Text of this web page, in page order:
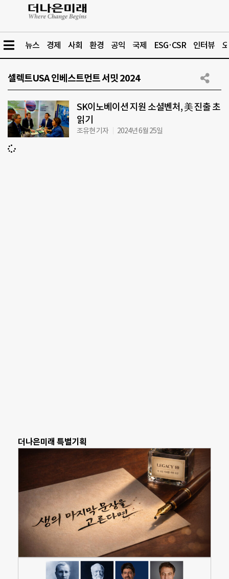
뉴스 경제 사회 환경 공익 국제 ESG·CSR 인터뷰
셀렉트USA 인베스트먼트 서밋 2024
SK이노베이션 지원 소셜벤처, 美 진출 초
읽기
조유현 기자 2024년 6월 25일
더나은미래 특별기획